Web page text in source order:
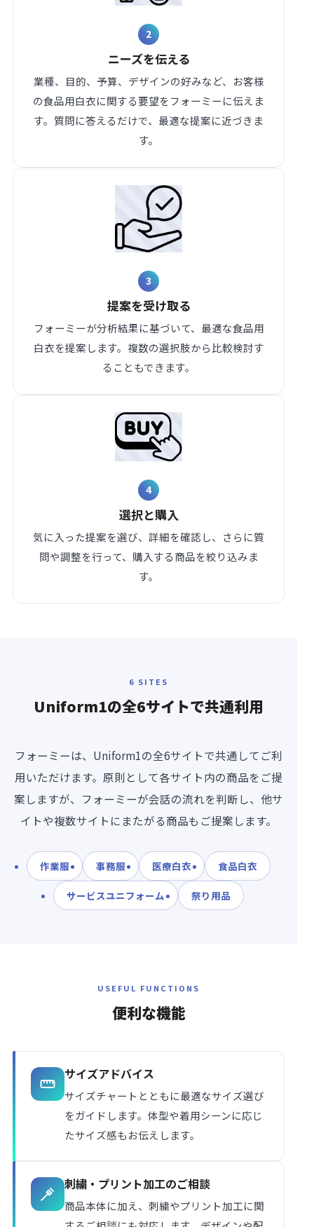
2
ニーズを伝える
業種、目的、予算、デザインの好みなど、お客様
の食品用白衣に関する要望をフォーミーに伝えま
す。質問に答えるだけで、最適な提案に近づきま
す。
3
提案を受け取る
フォーミーが分析結果に基づいて、最適な食品用
白衣を提案します。複数の選択肢から比較検討す
ることもできます。
4
選択と購入
気に入った提案を選び、詳細を確認し、さらに質
問や調整を行って、購入する商品を絞り込みま
す。
6 SITES
Uniform1の全6サイトで共通利用
フォーミーは、Uniform1の全6サイトで共通してご利
用いただけます。原則として各サイト内の商品をご提
案しますが、フォーミーが会話の流れを判断し、他サ
イトや複数サイトにまたがる商品もご提案します。
作業服 事務服 医療白衣 食品白衣
サービスユニフォーム 祭り用品
USEFUL FUNCTIONS
便利な機能
サイズアドバイス
サイズチャートとともに最適なサイズ選び
をガイドします。体型や着用シーンに応じ
たサイズ感もお伝えします。
刺繍・プリント加工のご相談
商品本体に加え、刺繍やプリント加工に関